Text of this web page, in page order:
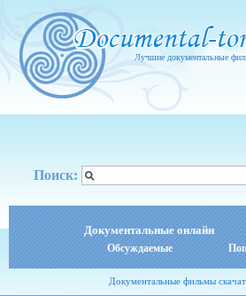
Лучшие документальные
Поиск:
Документальные онлайн
Обсуждаемые
Документальные фильмы